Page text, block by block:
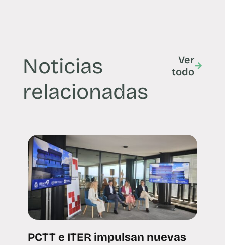
Noticias
relacionadas
Ver
todo
PCTT e ITER impulsan nuevas